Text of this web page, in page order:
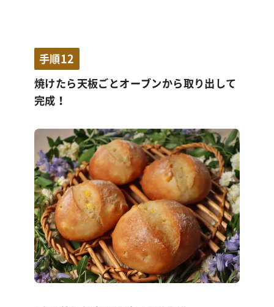
手順12
焼けたら天板ごとオーブンから取り出して
完成！